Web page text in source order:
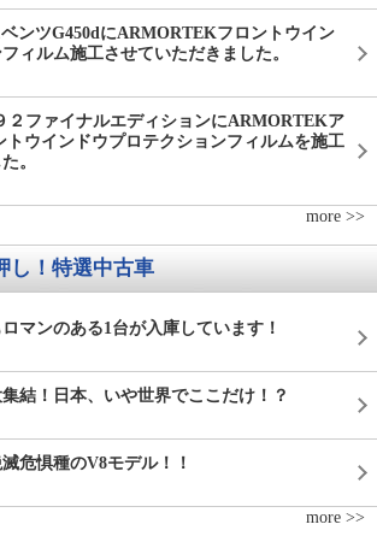
ンツG450dにARMORTEKフロントウイン
ィルム施工させていただきました。
２ファイナルエディションにARMORTEKア
トウインドウプロテクションフィルムを施工
。
more >>
し！特選中古車
マンのある1台が入庫しています！
結！日本、いや世界でここだけ！？
危惧種のV8モデル！！
more >>